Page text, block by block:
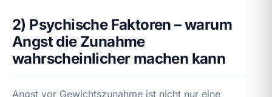
2) Psychische Faktoren – warum
Angst die Zunahme
wahrscheinlicher machen kann
Angst vor Gewichtszunahme ist nicht nur eine